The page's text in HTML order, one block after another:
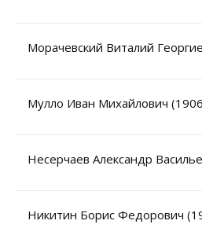
Морачевский Виталий
Мулло Иван Михайлович
Несерчаев Александр
Никитин Борис Федорович